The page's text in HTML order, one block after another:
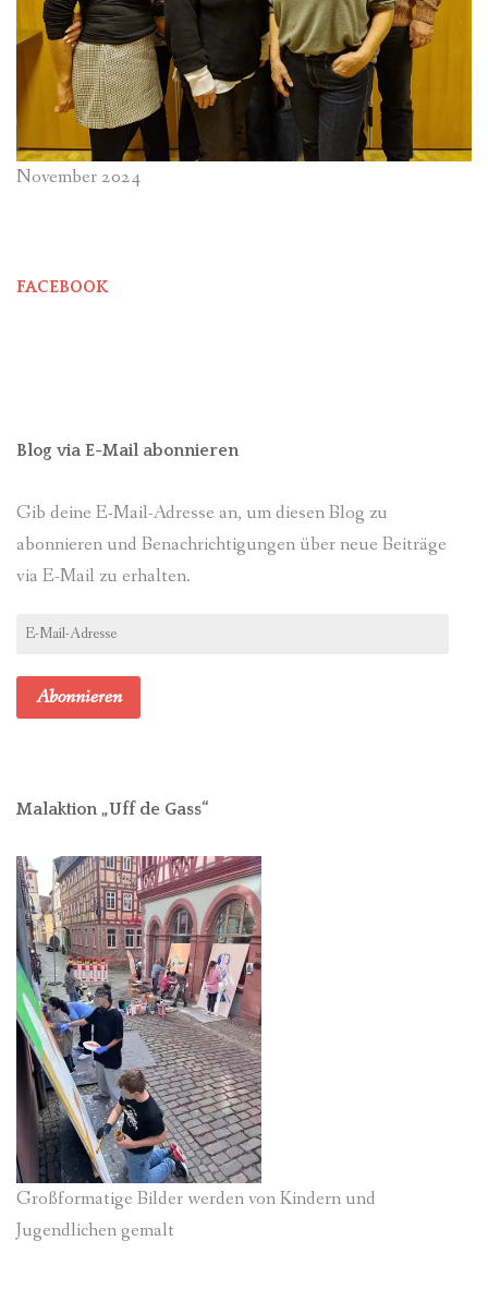
November 2024
FACEBOOK
Blog via E-Mail abonnieren
Gib deine E-Mail-Adresse an, um diesen Blog zu
abonnieren und Benachrichtigungen über neue Beiträge
via E-Mail zu erhalten.
E-
Abonnieren
Malaktion „Uff de Gass“
Großformatige Bilder werden von Kindern und
Jugendlichen gemalt